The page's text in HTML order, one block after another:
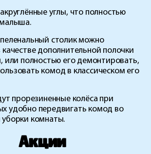
углы, что полностью
столик можно
качестве дополнительной полочки
или полностью его демонтировать,
комод в классическом его
прорезиненные колёса при
удобно передвигать комод во
комнаты.
Акции